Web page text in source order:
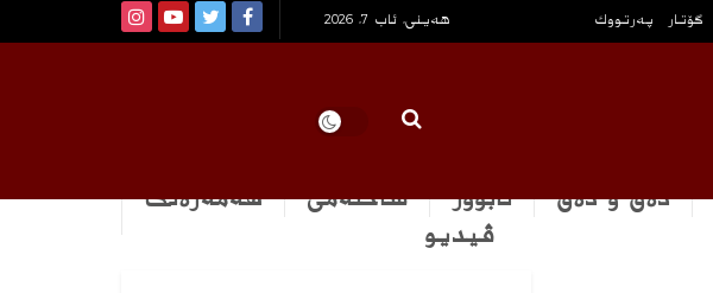
گۆتار په‌رتووك هەینی, ئاب 7, 2026
دەق و دەق ئابوور ساخله‌می
هه‌مه‌ره‌نگ
ڤیدیو